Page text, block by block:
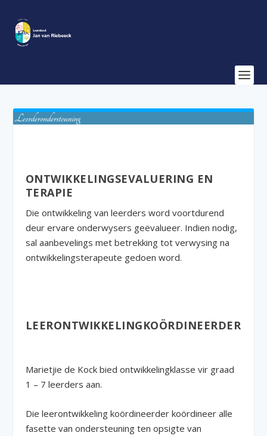
ONTWIKKELINGSEVALUERING EN
TERAPIE
Die ontwikkeling van leerders word voortdurend
deur ervare onderwysers geëvalueer. Indien nodig,
sal aanbevelings met betrekking tot verwysing na
ontwikkelingsterapeute gedoen word.
LEERONTWIKKELINGKOÖRDINEERDER
Marietjie de Kock bied ontwikkelingklasse vir graad
1 – 7 leerders aan.
Die leerontwikkeling koördineerder koördineer alle
fasette van ondersteuning ten opsigte van